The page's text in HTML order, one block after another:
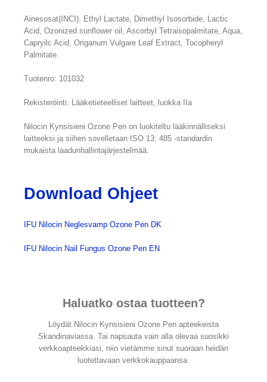
Ainesosat(INCI): Ethyl Lactate, Dimethyl Isosorbide, Lactic
Acid, Ozonized sunflower oil, Ascorbyl Tetraisopalmitate, Aqua,
Capryilc Acid, Origanum Vulgare Leaf Extract, Tocopheryl
Palmitate.
Tuotenro: 101032
Rekisteröinti: Lääketieteelliset laitteet, luokka IIa
Nilocin Kynsisieni Ozone Pen on luokiteltu lääkinnälliseksi
laitteeksi ja siihen sovelletaan ISO 13: 485 -standardin
mukaista laadunhallintajärjestelmää.
Download Ohjeet
IFU Nilocin Neglesvamp Ozone Pen DK
IFU Nilocin Nail Fungus Ozone Pen EN
Haluatko ostaa tuotteen?
Löydät Nilocin Kynsisieni Ozone Pen apteekeista
Skandinaviassa. Tai napsauta vain alla olevaa suosikki
verkkoapteekkiasi, niin vietämme sinut suoraan heidän
luotettavaan verkkokauppaansa.